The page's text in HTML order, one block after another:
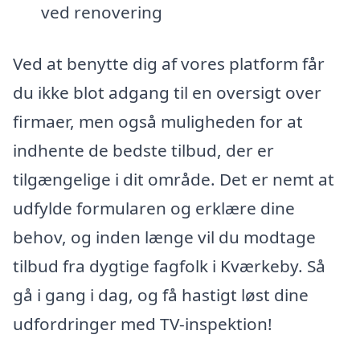
ved renovering
Ved at benytte dig af vores platform får
du ikke blot adgang til en oversigt over
firmaer, men også muligheden for at
indhente de bedste tilbud, der er
tilgængelige i dit område. Det er nemt at
udfylde formularen og erklære dine
behov, og inden længe vil du modtage
tilbud fra dygtige fagfolk i Kværkeby. Så
gå i gang i dag, og få hastigt løst dine
udfordringer med TV-inspektion!